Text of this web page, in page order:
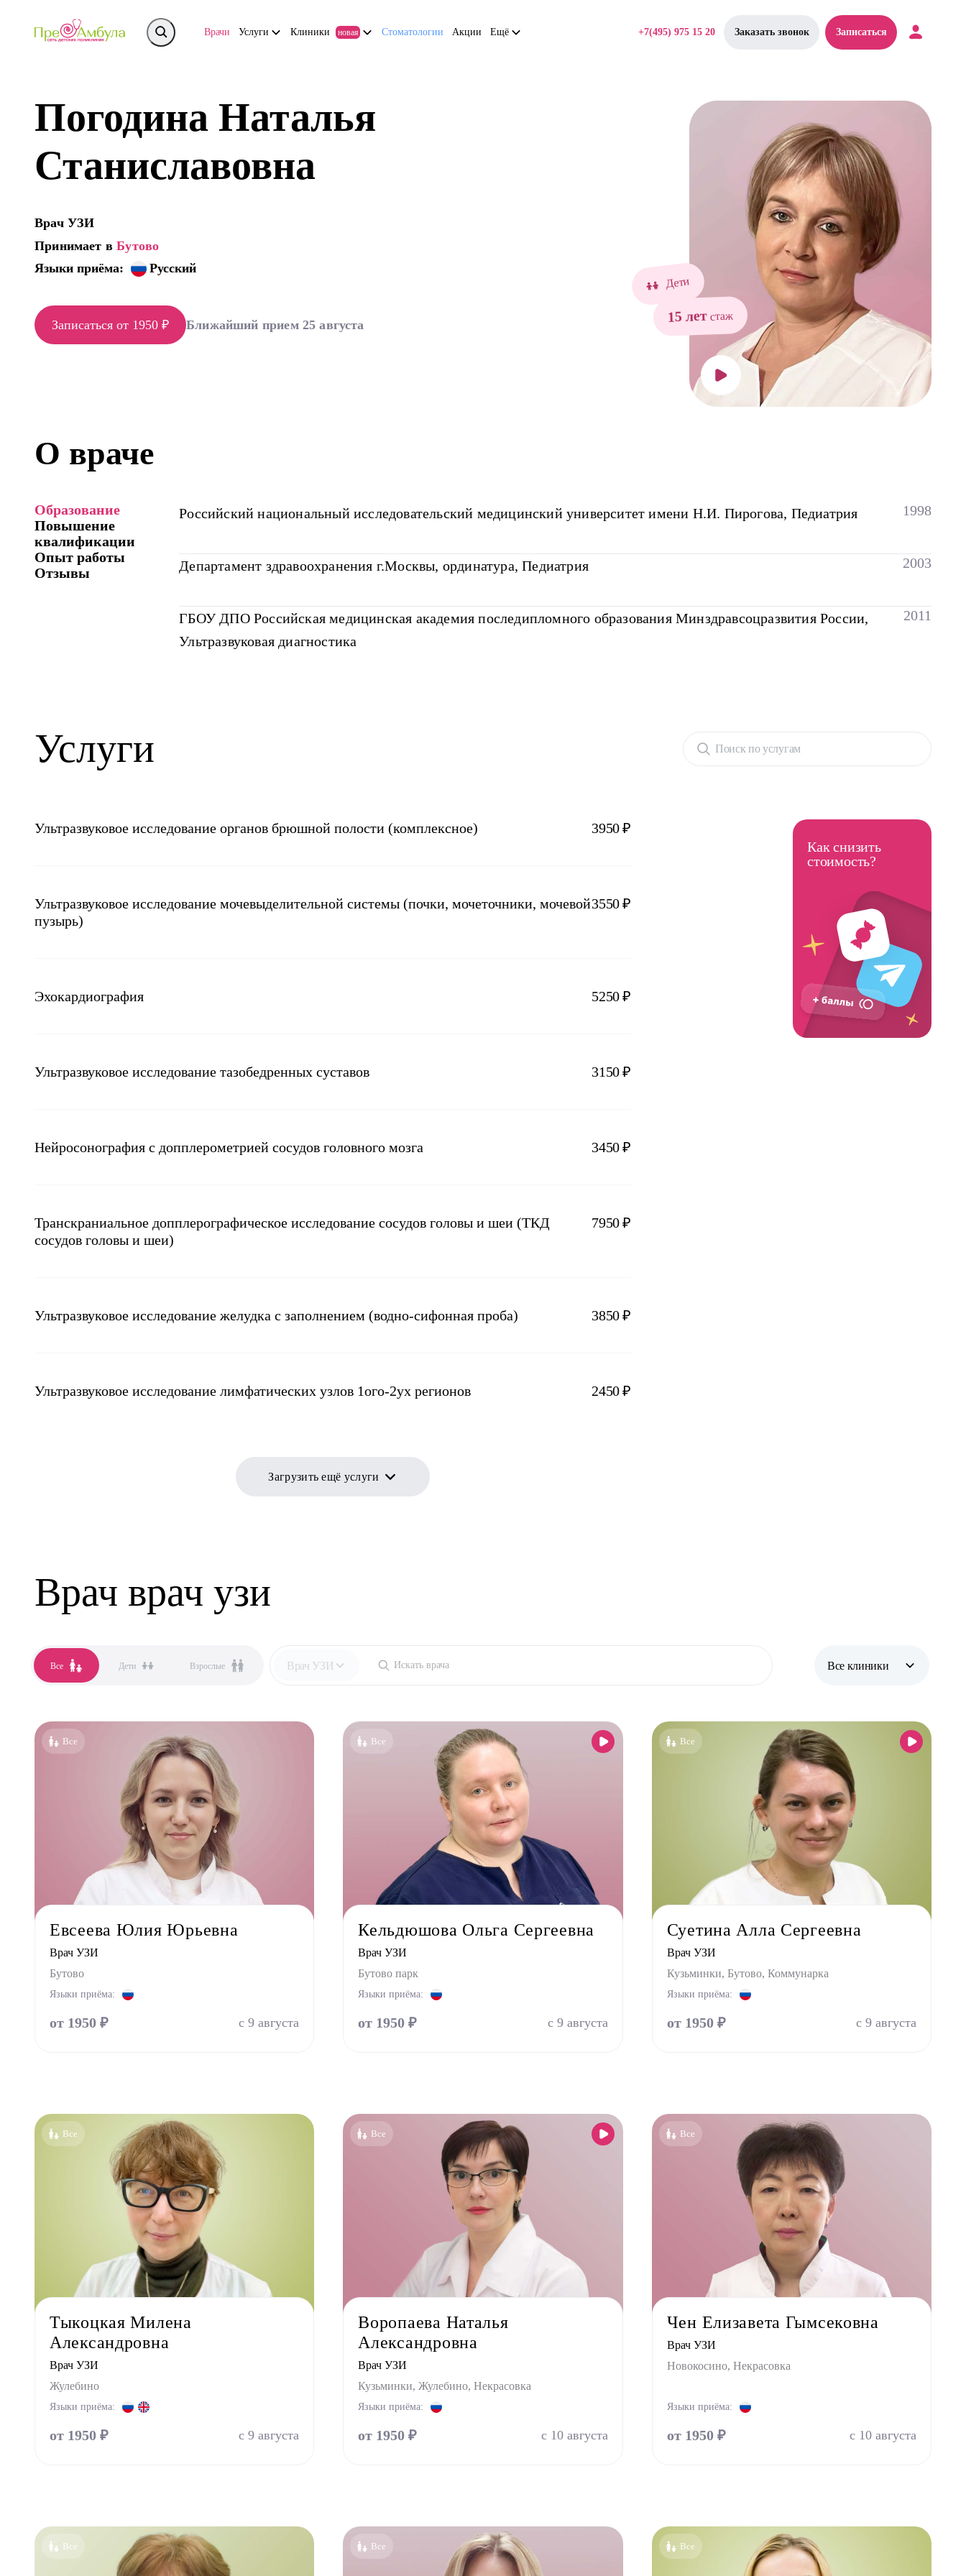
Врачи Услуги Клиники новая Стоматологии Акции Ещё +7(495) 975 15 20 Заказать звонок Записаться
Погодина Наталья
Станиславовна
Врач УЗИ
Принимает вБутово
Языки приёма:
Русский
Записаться от 1950 ₽ Ближайший прием 25 августа
Дети
15 летстаж
О враче
Образование
Повышение
квалификации
Опыт работы
Отзывы
Российский национальный исследовательский медицинский университет имени Н.И. Пирогова, Педиатрия 1998
Департамент здравоохранения г.Москвы, ординатура, Педиатрия 2003
ГБОУ ДПО Российская медицинская академия последипломного образования Минздравсоцразвития России,
Ультразвуковая диагностика
2011
Услуги Поиск по услугам
Ультразвуковое исследование органов брюшной полости (комплексное) 3950 ₽
Ультразвуковое исследование мочевыделительной системы (почки, мочеточники, мочевой
пузырь)
3550 ₽
Эхокардиография 5250 ₽
Ультразвуковое исследование тазобедренных суставов 3150 ₽
Нейросонография с допплерометрией сосудов головного мозга 3450 ₽
Транскраниальное допплерографическое исследование сосудов головы и шеи (ТКД
сосудов головы и шеи)
7950 ₽
Ультразвуковое исследование желудка с заполнением (водно-сифонная проба) 3850 ₽
Ультразвуковое исследование лимфатических узлов 1ого-2ух регионов 2450 ₽
Загрузить ещё услуги
Как снизить
стоимость?
Врач врач узи
Все Дети Взрослые Врач УЗИ
Аллерголог-иммунолог
Мануальный терапевт
Оториноларинголог (лор)
Пульмонолог
Физиотерапевт
Все клиники
Жулебино
Коммунарка
Кузьминки
Новокосино
Все
Евсеева Юлия Юрьевна
Врач УЗИ
Бутово
Языки приёма:
от 1950 ₽ с 9 августа
Все
Кельдюшова Ольга Сергеевна
Врач УЗИ
Бутово парк
Языки приёма:
от 1950 ₽ с 9 августа
Все
Суетина Алла Сергеевна
Врач УЗИ
Кузьминки, Бутово, Коммунарка
Языки приёма:
от 1950 ₽ с 9 августа
Все
Тыкоцкая Милена
Александровна
Врач УЗИ
Жулебино
Языки приёма:
от 1950 ₽ с 9 августа
Все
Воропаева Наталья
Александровна
Врач УЗИ
Кузьминки, Жулебино, Некрасовка
Языки приёма:
от 1950 ₽ с 10 августа
Все
Чен Елизавета Гымсековна
Врач УЗИ
Новокосино, Некрасовка
Языки приёма:
от 1950 ₽ с 10 августа
Все Все Все